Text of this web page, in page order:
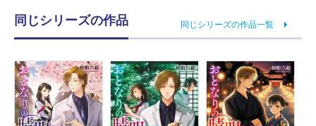
同じシリーズの作品 同じシリーズの作品一覧